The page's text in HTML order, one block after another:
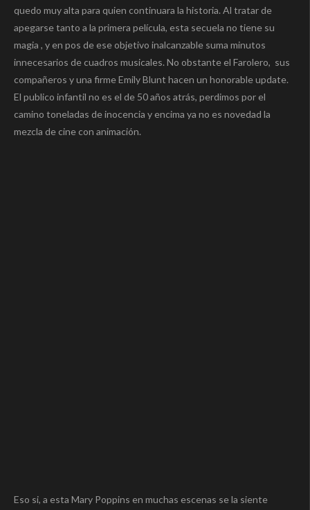
quedo muy alta para quien continuara la historia. Al tratar de
apegarse tanto a la primera película, esta secuela no tiene su
magia , y en pos de ese objetivo inalcanzable suma minutos
innecesarios de cuadros musicales. No obstante el Farolero, sus
compañeros y una firme Emily Blunt hacen un honorable update.
El publico infantil no es el de 50 años atrás, perdimos por el
camino toneladas de inocencia y encima ya no es novedad la
mezcla de cine con animación.
Eso si, a esta Mary Poppins en muchas escenas se la siente